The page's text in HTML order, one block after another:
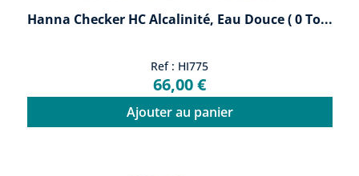
Hanna Checker HC Alcalinité, Eau Douce ( 0 To...
Ref : HI775
66,00 €
Ajouter au panier